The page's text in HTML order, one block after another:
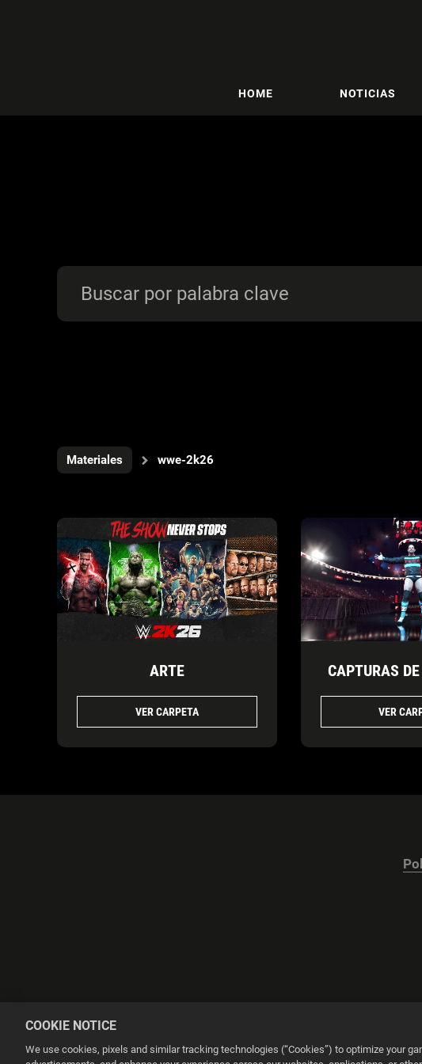
HOME NOTICIAS
Materiales wwe-2k26
ARTE
VER CARPETA
CAPTURAS
VER
COOKIE NOTICE
We use cookies, pixels and similar tracking technologies (“Cookies”) to optimize your